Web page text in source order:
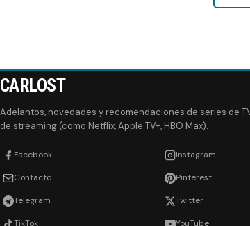
CARLOST
Adelantos, novedades y recomendaciones de series de
de streaming (como Netflix, Apple TV+, HBO Max).
Facebook Instagram
Contacto Pinterest
Telegram Twitter
TikTok YouTube